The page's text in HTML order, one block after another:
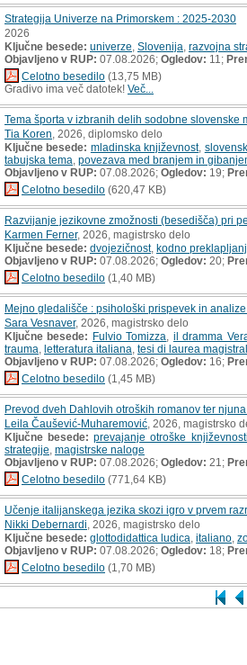
Strategija Univerze na Primorskem : 2025-2030
2026
Ključne besede: univerze Slovenija razvojna
Objavljeno v RUP: 07.08.2026; Ogledov: 11;
Celotno besedilo (13,75 MB)
Gradivo ima več datotek! Več...
Tema športa v izbranih delih sodobne slovenske
Tia Koren , 2026, diplomsko delo
Ključne besede: mladinska književnost,
tabujska tema povezava med branjem in
Objavljeno v RUP: 07.08.2026; Ogledov: 19;
Celotno besedilo (620,47 KB)
Razvijanje jezikovne zmožnosti (besedišča) pri
Karmen Ferner, 2026, magistrsko delo
Ključne besede: dvojezičnost, kodno
Objavljeno v RUP: 07.08.2026; Ogledov: 20;
Celotno besedilo (1,40 MB)
Mejno gledališče : psihološki prispevek in
Sara Vesnaver, 2026, magistrsko delo
Ključne besede: Fulvio Tomizza il dramma
trauma letteratura italiana tesi di laurea
Objavljeno v RUP: 07.08.2026; Ogledov: 16;
Celotno besedilo (1,45 MB)
Prevod dveh Dahlovih otroških romanov ter
Leila Čaušević-Muharemović , 2026, magistrsko
Ključne besede: prevajanje otroške književnosti
strategije magistrske naloge
Objavljeno v RUP: 07.08.2026; Ogledov: 21;
Celotno besedilo (771,64 KB)
Učenje italijanskega jezika skozi igro v prvem
Nikki Debernardi , 2026, magistrsko delo
Ključne besede: glottodidattica ludica italiano
Objavljeno v RUP: 07.08.2026; Ogledov: 18;
Celotno besedilo (1,70 MB)